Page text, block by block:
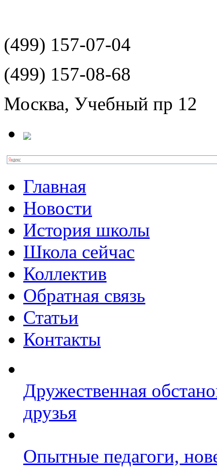
(499) 157-07-04
(499) 157-08-68
Москва, Учебный пр 12
Главная
Новости
История школы
Школа сейчас
Коллектив
Обратная связь
Статьи
Контакты
Дружественная
друзья
Опытные педагоги,